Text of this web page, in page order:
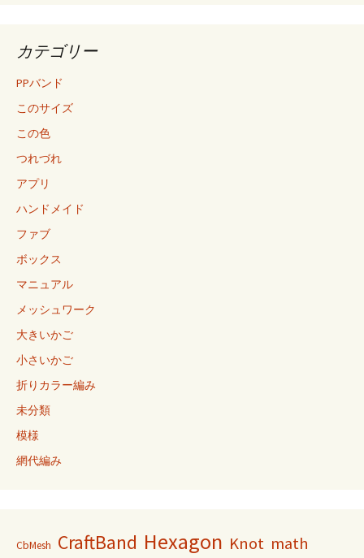
カテゴリー
PPバンド
このサイズ
この色
つれづれ
アプリ
ハンドメイド
ファブ
ボックス
マニュアル
メッシュワーク
大きいかご
小さいかご
折りカラー編み
未分類
模様
網代編み
CbMesh CraftBand Hexagon Knot math